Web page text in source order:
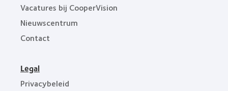
Vacatures bij CooperVision
Nieuwscentrum
Contact
Legal
Privacybeleid